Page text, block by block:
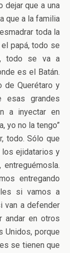
dejar que a una
que a la familia
toda la
papá, todo se
todo se va a
es el Batán.
de Querétaro y
esas grandes
a inyectar en
yo no la tengo”
todo. Sólo que
los ejidatarios y
entregando
si vamos a
van a defender
andar en otros
Unidos, porque
se tienen que